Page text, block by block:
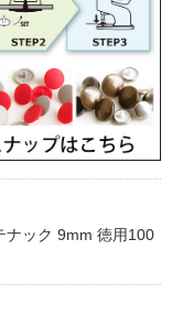
ナック 9mm 徳用100